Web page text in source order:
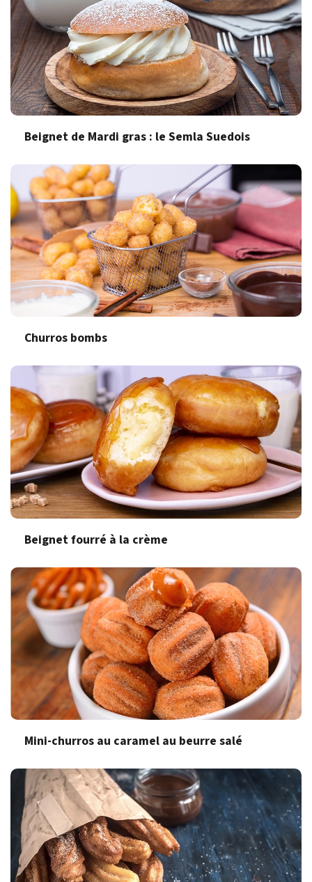
Beignet de Mardi gras : le Semla Suedois
Churros bombs
Beignet fourré à la crème
Mini-churros au caramel au beurre salé